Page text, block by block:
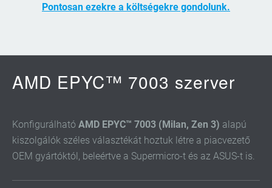
Pontosan ezekre a költségekre gondolunk.
AMD EPYC™ 7003 szerver
Konfigurálható AMD EPYC™ 7003 (Milan, Zen 3) alapú
kiszolgálók széles választékát hoztuk létre a piacvezető
OEM gyártóktól, beleértve a Supermicro-t és az ASUS-t is.